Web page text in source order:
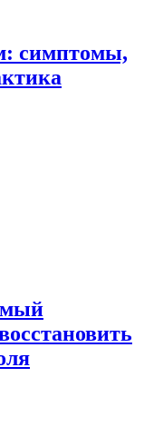
симптомы,